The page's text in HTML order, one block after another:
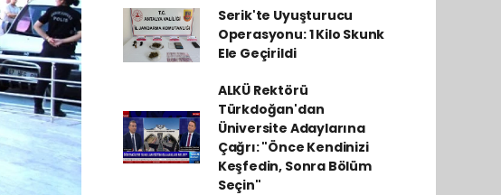
Serik'te Uyuşturucu
Operasyonu: 1 Kilo Skunk
Ele Geçirildi
ALKÜ Rektörü
Türkdoğan'dan
Üniversite Adaylarına
Çağrı: "Önce Kendinizi
Keşfedin, Sonra Bölüm
Seçin"